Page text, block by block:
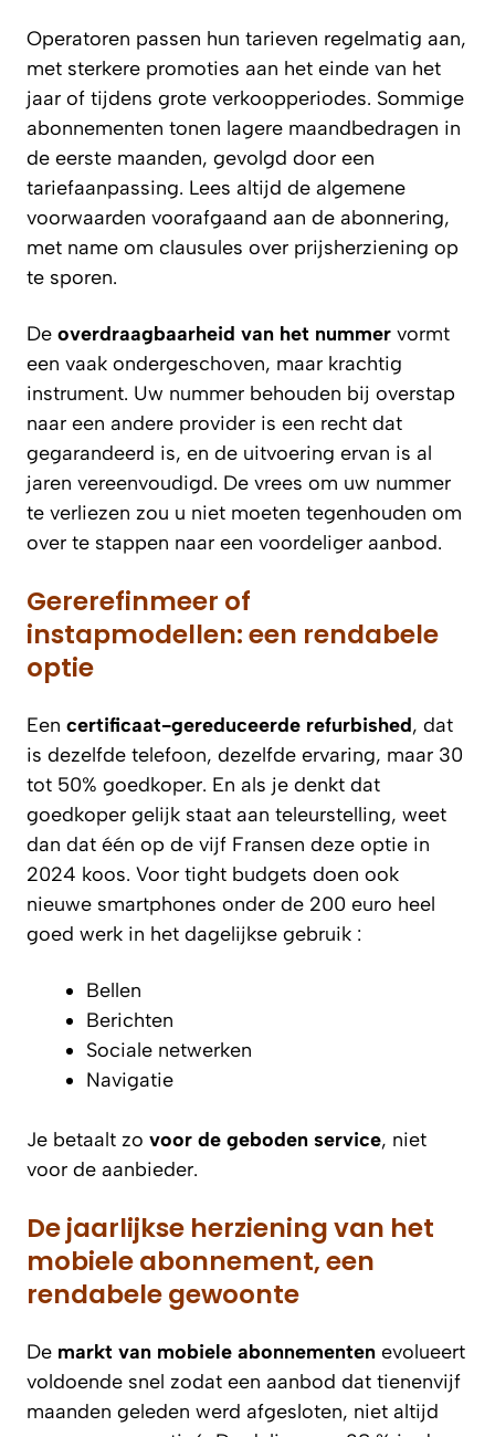
Operatoren passen hun tarieven regelmatig aan,
met sterkere promoties aan het einde van het
jaar of tijdens grote verkoopperiodes. Sommige
abonnementen tonen lagere maandbedragen in
de eerste maanden, gevolgd door een
tariefaanpassing. Lees altijd de algemene
voorwaarden voorafgaand aan de abonnering,
met name om clausules over prijsherziening op
te sporen.
De overdraagbaarheid van het nummer vormt
een vaak ondergeschoven, maar krachtig
instrument. Uw nummer behouden bij overstap
naar een andere provider is een recht dat
gegarandeerd is, en de uitvoering ervan is al
jaren vereenvoudigd. De vrees om uw nummer
te verliezen zou u niet moeten tegenhouden om
over te stappen naar een voordeliger aanbod.
Gererefinmeer of
instapmodellen: een rendabele
optie
Een certificaat-gereduceerde refurbished, dat
is dezelfde telefoon, dezelfde ervaring, maar 30
tot 50% goedkoper. En als je denkt dat
goedkoper gelijk staat aan teleurstelling, weet
dan dat één op de vijf Fransen deze optie in
2024 koos. Voor tight budgets doen ook
nieuwe smartphones onder de 200 euro heel
goed werk in het dagelijkse gebruik :
Bellen
Berichten
Sociale netwerken
Navigatie
Je betaalt zo voor de geboden service, niet
voor de aanbieder.
De jaarlijkse herziening van het
mobiele abonnement, een
rendabele gewoonte
De markt van mobiele abonnementen evolueert
voldoende snel zodat een aanbod dat tienenvijf
maanden geleden werd afgesloten, niet altijd